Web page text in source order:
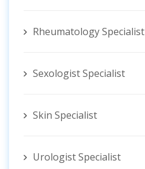
Rheumatology Specialist
Sexologist Specialist
Skin Specialist
Urologist Specialist